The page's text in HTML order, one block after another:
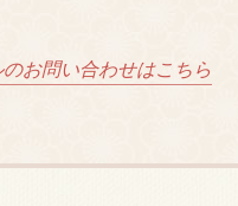
のお問い合わせはこちら